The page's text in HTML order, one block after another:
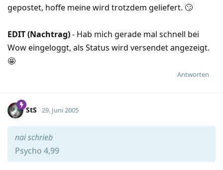
gepostet, hoffe meine wird trotzdem geliefert. 🙄
EDIT (Nachtrag)- Hab mich gerade mal schnell bei
Wow eingeloggt, als Status wird versendet angezeigt.
🤩
Antworten
StS 29. Juni 2005
nai schrieb
Psycho 4,99